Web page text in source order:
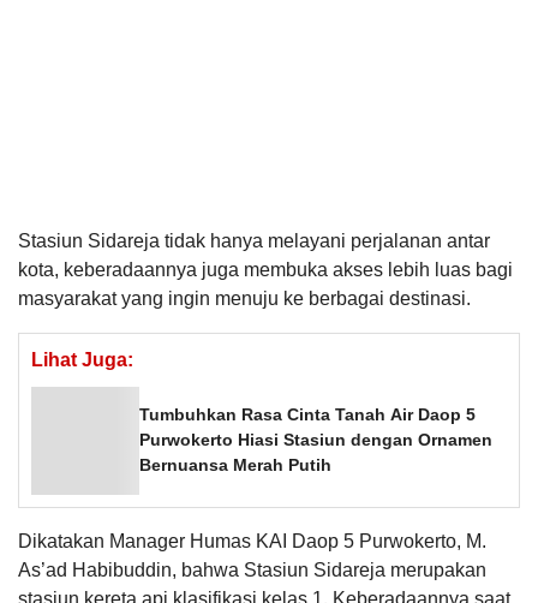
Stasiun Sidareja tidak hanya melayani perjalanan antar
kota, keberadaannya juga membuka akses lebih luas bagi
masyarakat yang ingin menuju ke berbagai destinasi.
Lihat Juga:
Tumbuhkan Rasa Cinta Tanah Air Daop 5
Purwokerto Hiasi Stasiun dengan Ornamen
Bernuansa Merah Putih
Dikatakan Manager Humas KAI Daop 5 Purwokerto, M.
As’ad Habibuddin, bahwa Stasiun Sidareja merupakan
stasiun kereta api klasifikasi kelas 1. Keberadaannya saat